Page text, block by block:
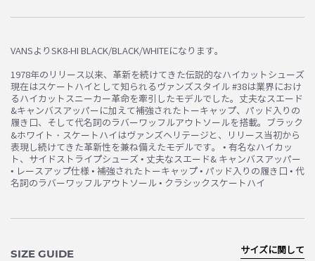
VANSよりSK8-HI BLACK/BLACK/WHITEになります。
1978年のリリース以来、革新を続けてきた伝説的なハイカットシューズ
現在はスケートハイとして知られるヴァンズスタイル #38は業界におけ
るハイカットスニーカー革命を牽引したモデルでした。丈夫なスエード
&キャンバスアッパーに加えて補強されたトーキャップ、パッド入りの
履き口、そして代名詞のラバーワッフルアウトソールを搭載。ブラック
&ホワイト・スケートハイはヴァンズヘリテージと、リリース当初から
表現し続けてきた革新性を兼ね備えたモデルです。 • 有名なハイカッ
ト、サイドストライプシューズ • 丈夫なスエード& キャンバスアッパー
• レースアップ仕様 • 補強されたトーキャップ • パッド入りの履き口 • 代
名詞のラバーワッフルアウトソール • クラシックスケートハイ
SIZE GUIDE サイズに関して